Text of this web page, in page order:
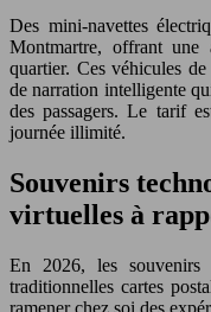
Des mini-navettes
Montmartre, offrant une
quartier. Ces véhicules
de narration intelligente
des passagers. Le tarif
journée illimité.
Souvenirs
virtuelles à
En 2026, les souvenirs
traditionnelles cartes
ramener chez soi des